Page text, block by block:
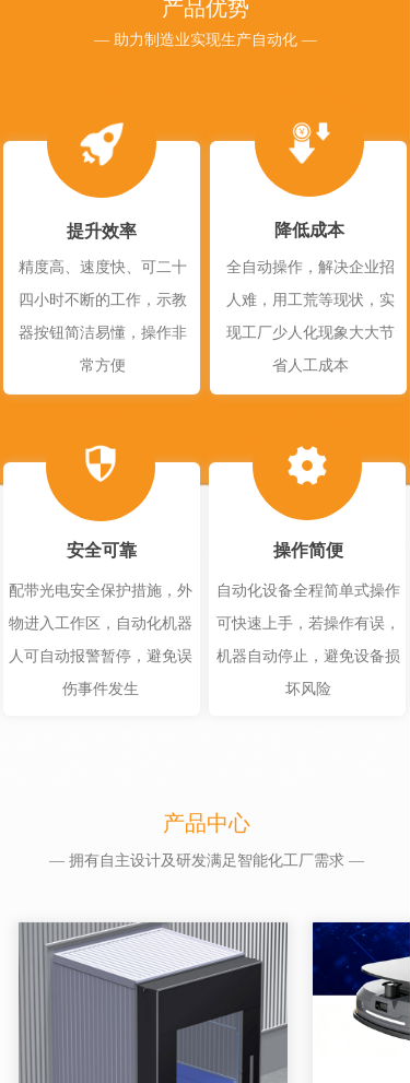
产品优势
— 助力制造业实现生产自动化 —
提升效率
精度高、速度快、可二十
四小时不断的工作，示教
器按钮简洁易懂，操作非
常方便
降低成本
安全可靠 操作简便
全自动操作，解决企业招
人难，用工荒等现状，实
现工厂少人化现象大大节
省人工成本
配带光电安全保护措施，外
物进入工作区，自动化机器
人可自动报警暂停，避免误
伤事件发生
自动化设备全程简单式操作
可快速上手，若操作有误，
机器自动停止，避免设备损
坏风险
产品中心
— 拥有自主设计及研发满足智能化工厂需求 —